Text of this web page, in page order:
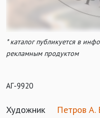
* каталог публикуется в
рекламным продуктом
АГ-9920
Художник
Петров А.